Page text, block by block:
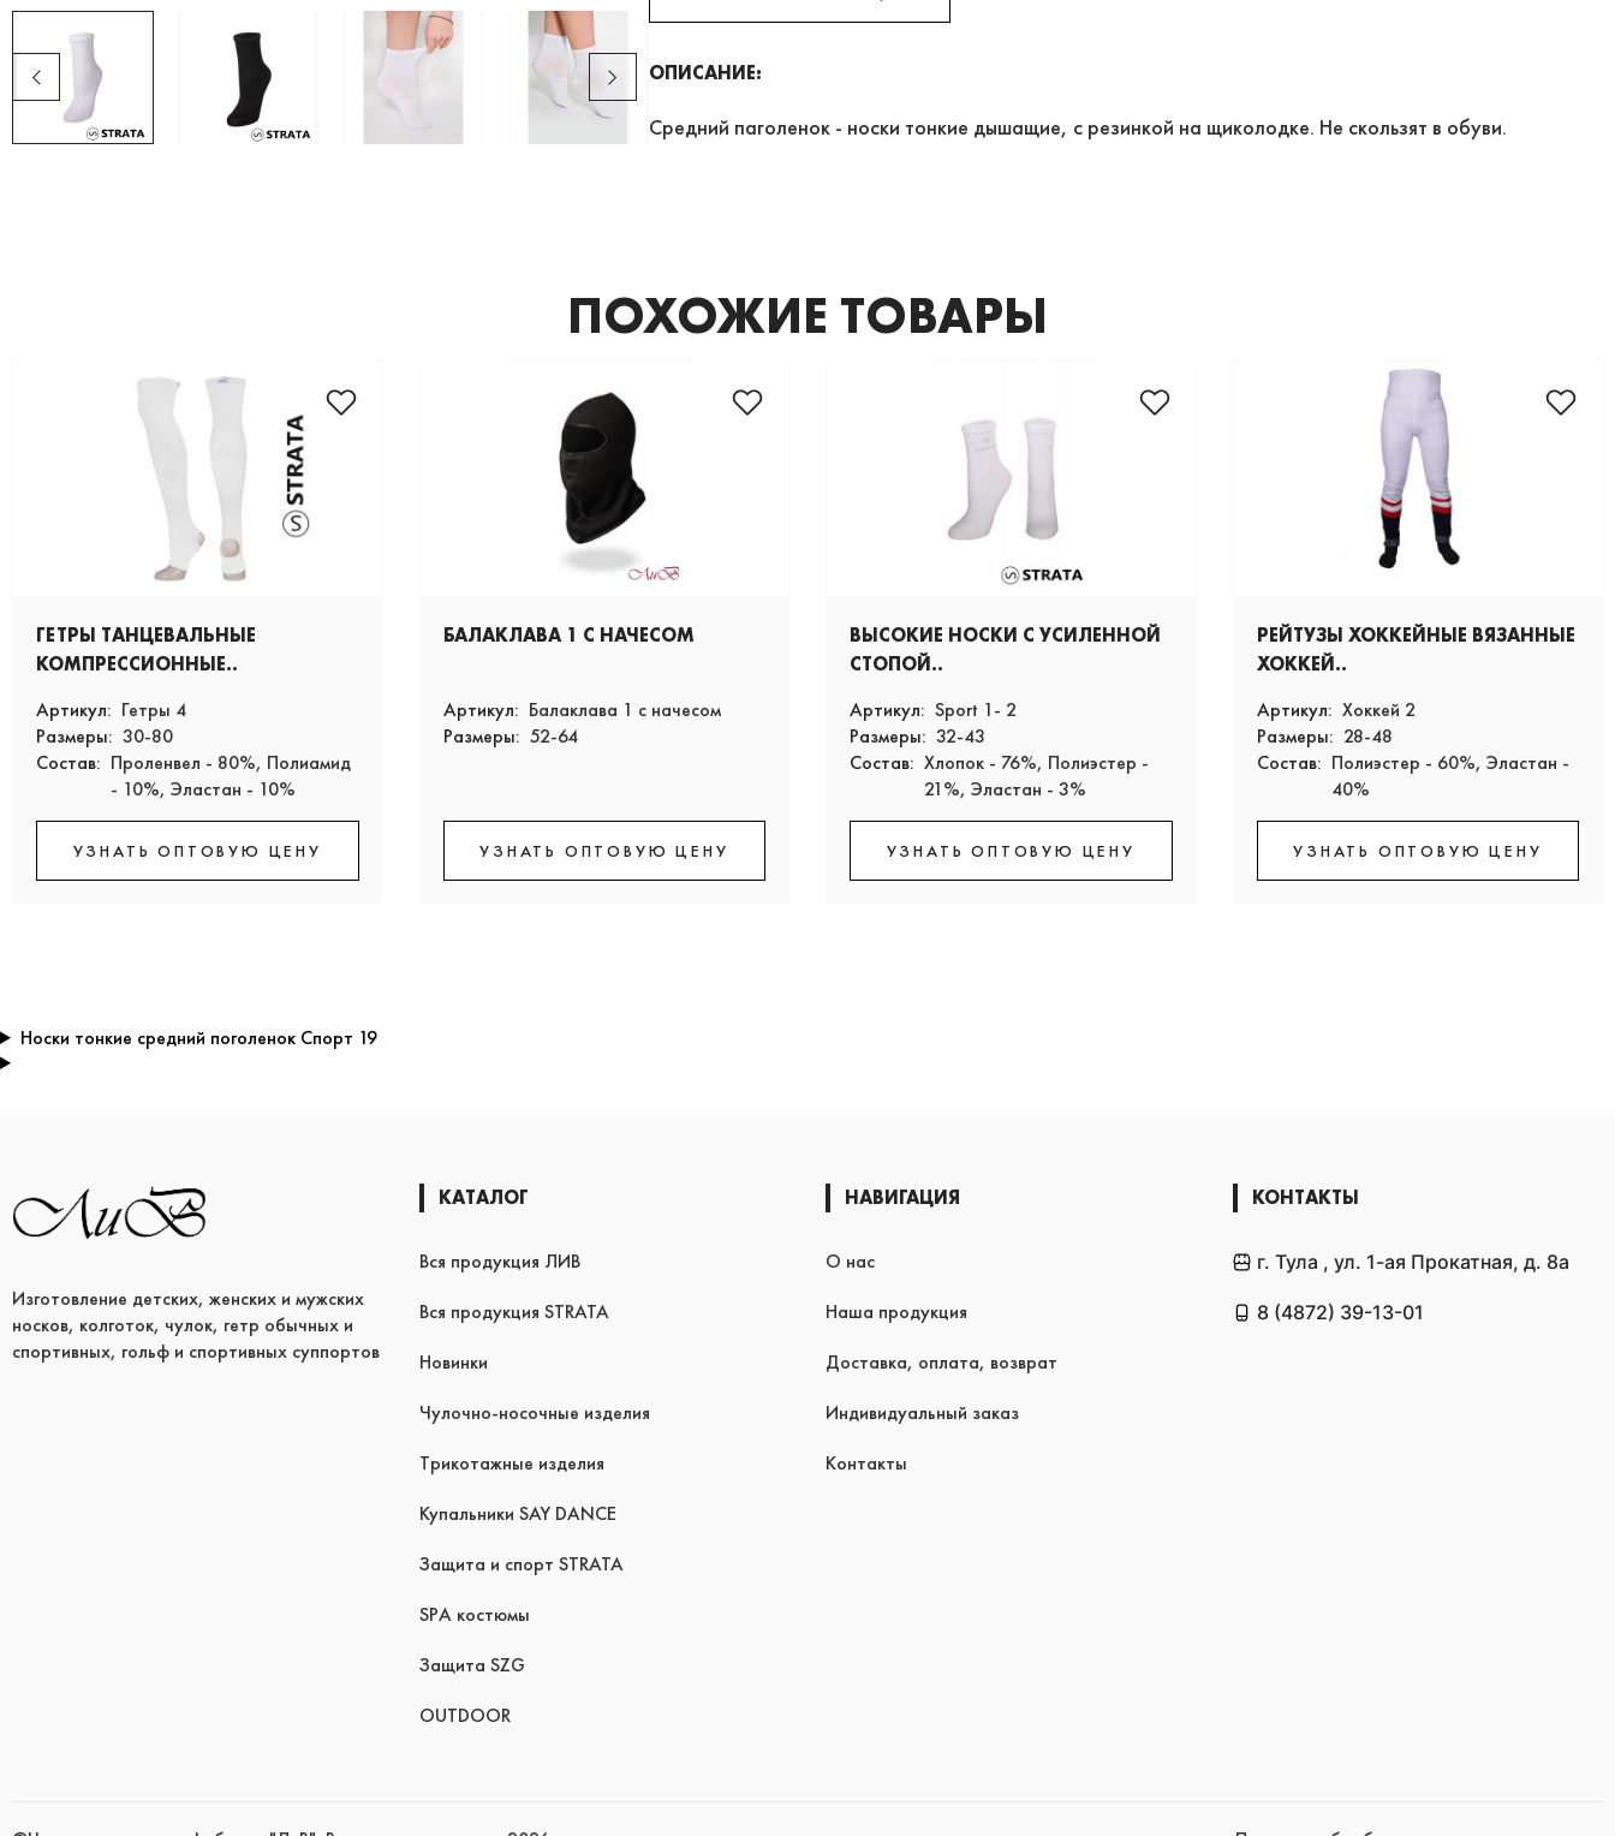
ОПИСАНИЕ:
Средний паголенок - носки тонкие дышащие, с резинкой на щиколодке. Не скользят в обуви.
ПОХОЖИЕ ТОВАРЫ
ГЕТРЫ ТАНЦЕВАЛЬНЫЕ
КОМПРЕССИОННЫЕ..
Артикул: Гетры 4
Размеры: 30-80
Состав: Проленвел - 80%, Полиамид
- 10%, Эластан - 10%
УЗНАТЬ ОПТОВУЮ ЦЕНУ
БАЛАКЛАВА 1 С НАЧЕСОМ
Артикул: Балаклава 1 с начесом
Размеры: 52-64
УЗНАТЬ ОПТОВУЮ ЦЕНУ
ВЫСОКИЕ НОСКИ С УСИЛЕННОЙ
СТОПОЙ..
Артикул: Sport 1- 2
Размеры: 32-43
Состав: Хлопок - 76%, Полиэстер -
21%, Эластан - 3%
УЗНАТЬ ОПТОВУЮ ЦЕНУ
РЕЙТУЗЫ ХОККЕЙНЫЕ ВЯЗАННЫЕ
ХОККЕЙ..
Артикул: Хоккей 2
Размеры: 28-48
Состав: Полиэстер - 60%, Эластан -
40%
УЗНАТЬ ОПТОВУЮ ЦЕНУ
Носки тонкие средний поголенок Спорт 19
Изготовление детских, женских и мужских
носков, колготок, чулок, гетр обычных и
спортивных, гольф и спортивных суппортов
КАТАЛОГ
Вся продукция ЛИВ
Вся продукция STRATA
Новинки
Чулочно-носочные изделия
Трикотажные изделия
Купальники SAY DANCE
Защита и спорт STRATA
SPA костюмы
Защита SZG
OUTDOOR
НАВИГАЦИЯ
О нас
Наша продукция
Доставка, оплата, возврат
Индивидуальный заказ
Контакты
КОНТАКТЫ
г. Тула , ул. 1-ая Прокатная, д. 8а
8 (4872) 39-13-01